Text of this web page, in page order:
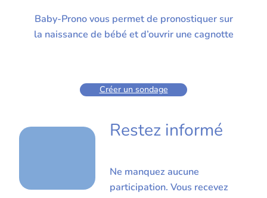
Baby-Prono vous permet de pronostiquer sur
la naissance de bébé et d’ouvrir une cagnotte
Créer un sondage
Restez informé
Ne manquez aucune
participation. Vous recevez